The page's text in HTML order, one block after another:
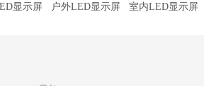
显示屏 户外LED显示屏 室内LED显示屏